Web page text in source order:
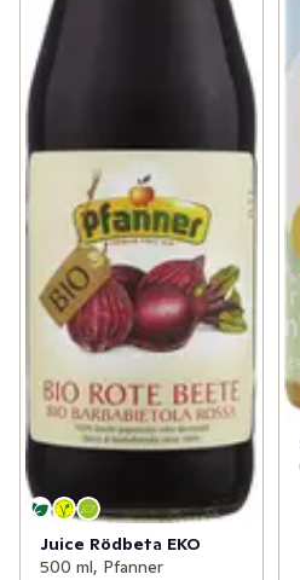
Juice Rödbeta EKO
500 ml, Pfanner